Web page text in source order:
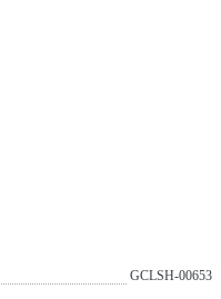
GCLSH-00653